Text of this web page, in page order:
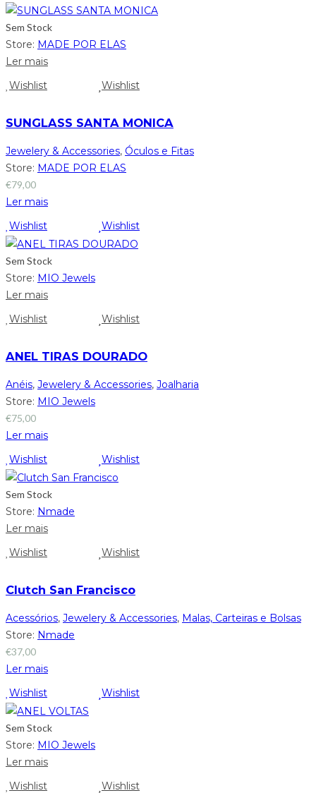
Sem Stock
Store: MADE POR ELAS
Ler mais
Wishlist
Wishlist
SUNGLASS SANTA MONICA
Jewelery & Accessories, Óculos e Fitas
Store: MADE POR ELAS
€79,00
Ler mais
Wishlist
Wishlist
Sem Stock
Store: MIO Jewels
Ler mais
Wishlist
Wishlist
ANEL TIRAS DOURADO
Anéis, Jewelery & Accessories, Joalharia
Store: MIO Jewels
€75,00
Ler mais
Wishlist
Wishlist
Sem Stock
Store: Nmade
Ler mais
Wishlist
Wishlist
Clutch San Francisco
Acessórios, Jewelery & Accessories, Malas, Carteiras e Bolsas
Store: Nmade
€37,00
Ler mais
Wishlist
Wishlist
Sem Stock
Store: MIO Jewels
Ler mais
Wishlist
Wishlist